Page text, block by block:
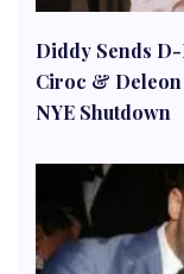
Diddy Sends D-
Ciroc & Deleon
NYE Shutdown